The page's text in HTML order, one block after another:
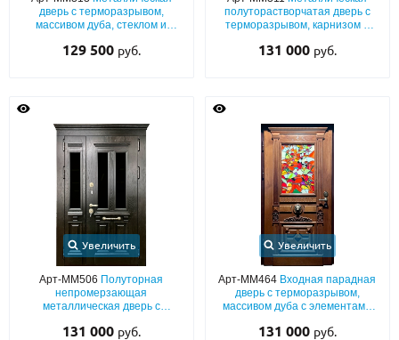
дверь с терморазрывом,
массивом дуба, стеклом и
129 500 руб.
полуторастворчатая дверь с
терморазрывом, карнизом и
131 000 руб.
Увеличить
Арт-ММ506 Полуторная
непромерзающая
металлическая дверь с
карнизом, багетным раскладом
131 000 руб.
Увеличить
Арт-ММ464 Входная парадная
дверь с терморазрывом,
массивом дуба с элементами
остеклением
131 000 руб.